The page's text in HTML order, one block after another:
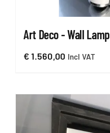
Art Deco - Wall Lamp
€1.560,00 Incl VAT